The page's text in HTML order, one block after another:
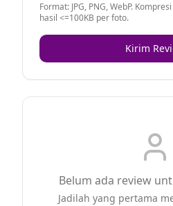
Format: JPG, PNG, WebP.
hasil <=100KB per foto.
Kirim
Belum ada review
Jadilah yang pertama